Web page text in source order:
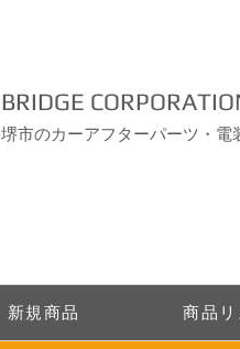
BRIDGE
堺市のカーアフターパーツ・電
新規商品 商品リ